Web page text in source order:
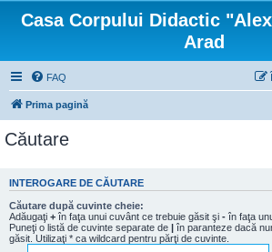
Casa Corpului Didactic
Arad
FAQ
Prima pagină
Căutare
INTEROGARE DE CĂUTARE
Căutare după cuvinte cheie:
Adăugaţi + în faţa unui cuvânt ce trebuie găsit şi - în faţa
Puneţi o listă de cuvinte separate de | în paranteze dacă
găsit. Utilizaţi * ca wildcard pentru părţi de cuvinte.